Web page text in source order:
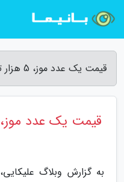
قیمت یک عدد موز، 5 هزار تومان! - وبلاگ علیکایی
قیمت یک عدد موز، 5 هزار تومان!